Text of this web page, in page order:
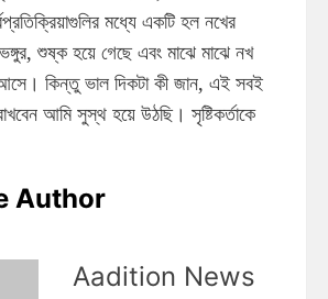
মধ্যে একটি হল নখের
শুষ্ক হয়ে গেছে এবং মাঝে মাঝে নখ
কিন্তু ভাল দিকটা কী জান, এই সবই
আমি সুস্থ হয়ে উঠছি। সৃষ্টিকর্তাকে
Author
Aadition News